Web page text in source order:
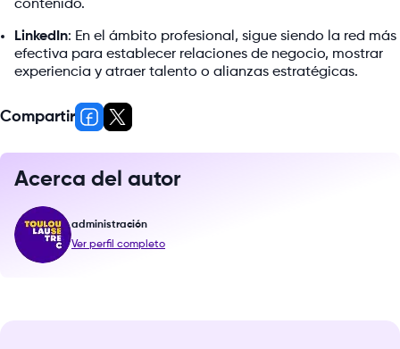
contenido.
LinkedIn: En el ámbito profesional, sigue siendo la red más
efectiva para establecer relaciones de negocio, mostrar
experiencia y atraer talento o alianzas estratégicas.
Compartir
Acerca del autor
administración
Ver perfil completo